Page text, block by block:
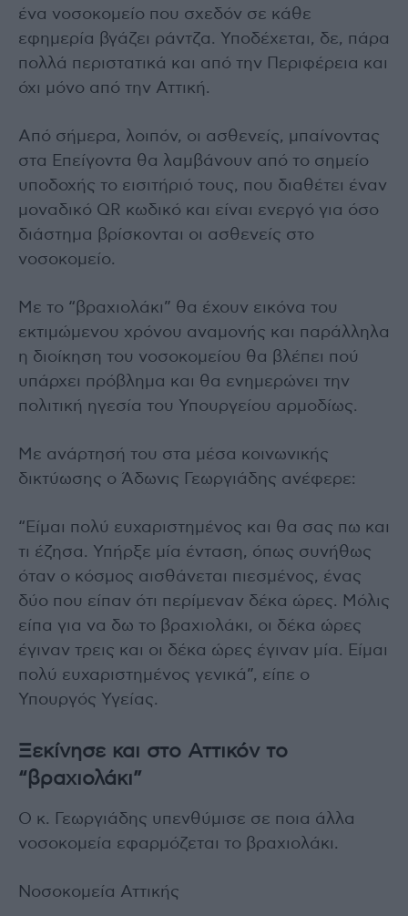
ένα νοσοκομείο που σχεδόν σε κάθε
εφημερία βγάζει ράντζα. Υποδέχεται, δε, πάρα
πολλά περιστατικά και από την Περιφέρεια και
όχι μόνο από την Αττική.
Από σήμερα, λοιπόν, οι ασθενείς, μπαίνοντας
στα Επείγοντα θα λαμβάνουν από το σημείο
υποδοχής το εισιτήριό τους, που διαθέτει έναν
μοναδικό QR κωδικό και είναι ενεργό για όσο
διάστημα βρίσκονται οι ασθενείς στο
νοσοκομείο.
Με το “βραχιολάκι” θα έχουν εικόνα του
εκτιμώμενου χρόνου αναμονής και παράλληλα
η διοίκηση του νοσοκομείου θα βλέπει πού
υπάρχει πρόβλημα και θα ενημερώνει την
πολιτική ηγεσία του Υπουργείου αρμοδίως.
Με ανάρτησή του στα μέσα κοινωνικής
δικτύωσης ο Άδωνις Γεωργιάδης ανέφερε:
“Είμαι πολύ ευχαριστημένος και θα σας πω και
τι έζησα. Υπήρξε μία ένταση, όπως συνήθως
όταν ο κόσμος αισθάνεται πιεσμένος, ένας
δύο που είπαν ότι περίμεναν δέκα ώρες. Μόλις
είπα για να δω το βραχιολάκι, οι δέκα ώρες
έγιναν τρεις και οι δέκα ώρες έγιναν μία. Είμαι
πολύ ευχαριστημένος γενικά”, είπε ο
Υπουργός Υγείας.
Ξεκίνησε και στο Αττικόν το
“βραχιολάκι”
Ο κ. Γεωργιάδης υπενθύμισε σε ποια άλλα
νοσοκομεία εφαρμόζεται το βραχιολάκι.
Νοσοκομεία Αττικής